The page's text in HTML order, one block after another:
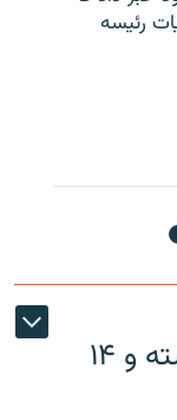
امضا به هیات رئیسه
تیراندازی در تورنتو یک نفر کشته و ۱۴